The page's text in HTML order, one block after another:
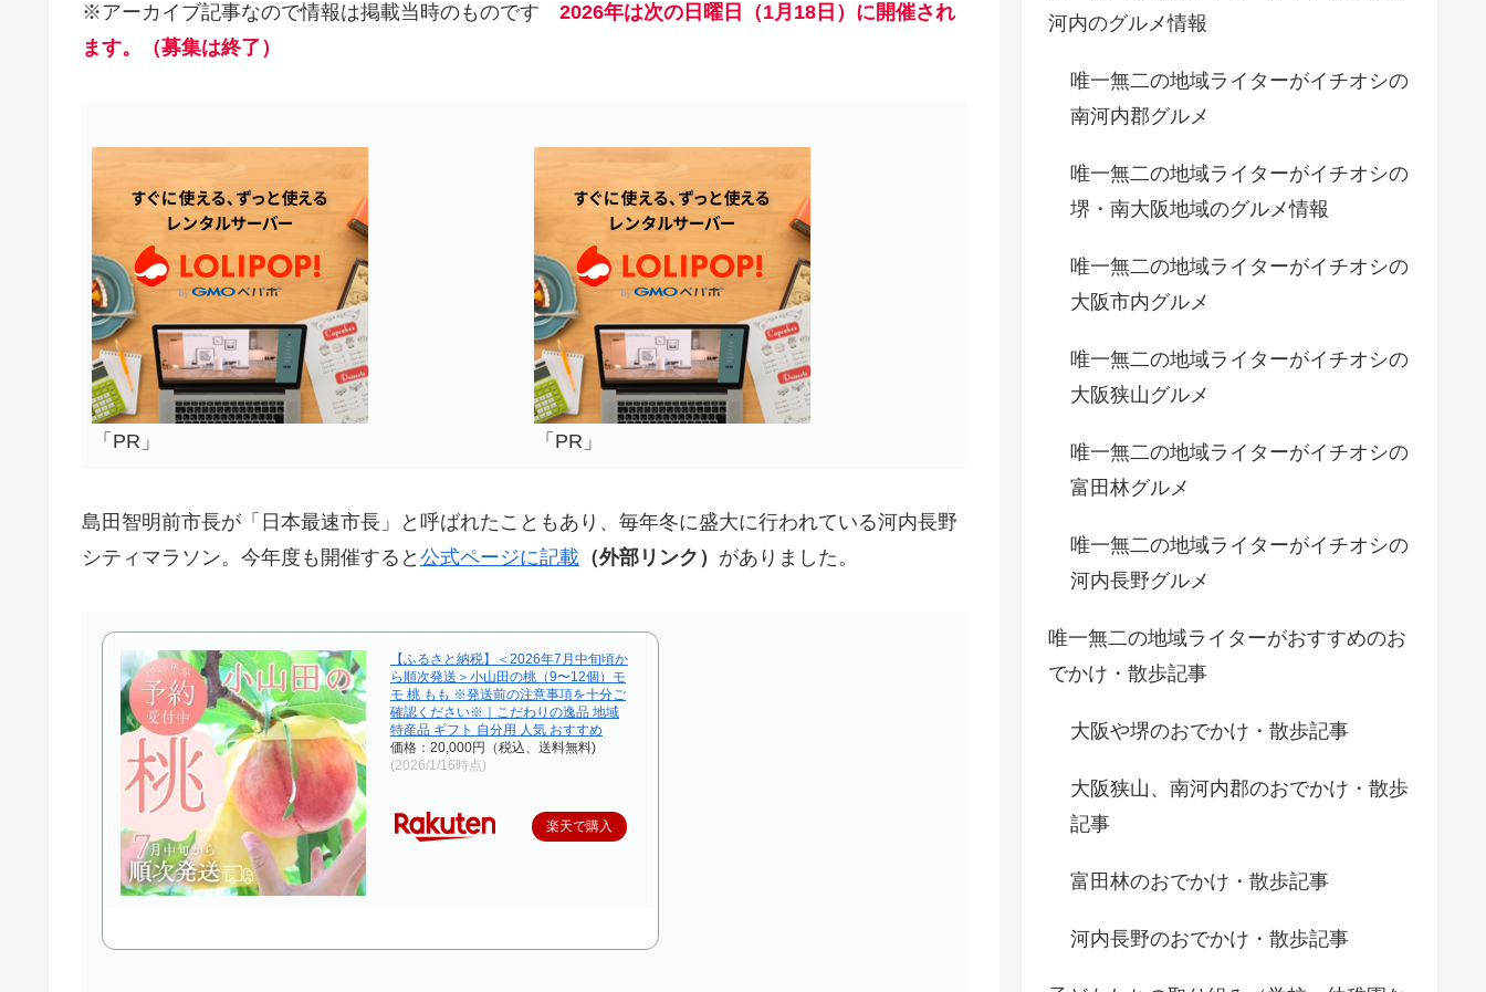
※アーカイブ記事なので情報は掲載当時のものです 2026年は次の日曜日（1月18日）に開催され
ます。
（募集は終了）
「PR」 「PR」
島田智明前市長が「日本最速市長」と呼ばれたこともあり、毎年冬に盛大に行われている河内長野
シティマラソン。今年度も開催すると 公式ページに記載 （外部リンク） がありました。
【ふるさと納税】＜2026年7月中旬頃か
ら順次発送＞小山田の桃（9〜12個）モ
モ 桃 もも ※発送前の注意事項を十分ご
確認ください※｜こだわりの逸品 地域
特産品 ギフト 自分用 人気 おすすめ
価格：20,000円（税込、送料無料)
(2026/1/16時点)
楽天で購入
河内のグルメ情報
唯一無二の地域ライターがイチオシの
南河内郡グルメ
唯一無二の地域ライターがイチオシの
堺・南大阪地域のグルメ情報
唯一無二の地域ライターがイチオシの
大阪市内グルメ
唯一無二の地域ライターがイチオシの
大阪狭山グルメ
唯一無二の地域ライターがイチオシの
富田林グルメ
唯一無二の地域ライターがイチオシの
河内長野グルメ
唯一無二の地域ライターがおすすめのお
でかけ・散歩記事
大阪や堺のおでかけ・散歩記事
大阪狭山、南河内郡のおでかけ・散歩
記事
富田林のおでかけ・散歩記事
河内長野のおでかけ・散歩記事